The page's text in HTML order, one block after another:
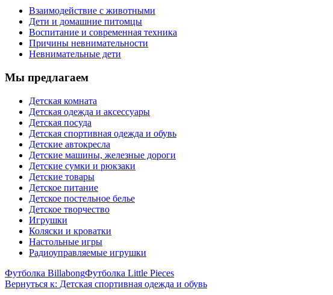
Взаимодействие с животными
Дети и домашние питомцы
Воспитание и современная техника
Причины невнимательности
Невнимательные дети
Мы предлагаем
Детская комната
Детская одежда и аксессуары
Детская посуда
Детская спортивная одежда и обувь
Детские автокресла
Детские машины, железные дороги
Детские сумки и рюкзаки
Детские товары
Детское питание
Детское постельное белье
Детское творчество
Игрушки
Коляски и кроватки
Настольные игры
Радиоуправляемые игрушки
Футболка BillabongФутболка Little Pieces
Вернуться к: Детская спортивная одежда и обувь